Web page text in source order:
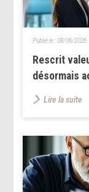
Rescrit
désormais
Publié le :08/06/2026
Lire la suite